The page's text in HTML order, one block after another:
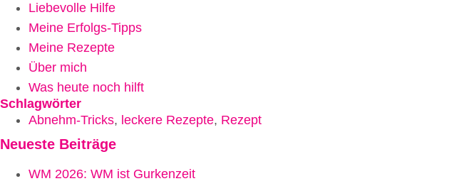
Liebevolle Hilfe
Meine Erfolgs-Tipps
Meine Rezepte
Über mich
Was heute noch hilft
Schlagwörter
Abnehm-Tricks, leckere Rezepte, Rezept
Neueste Beiträge
WM 2026: WM ist Gurkenzeit